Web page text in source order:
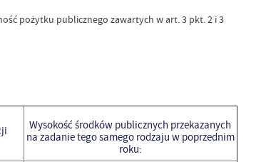
pożytku publicznego zawartych w art. 3 pkt. 2 i 3
Wysokość środków publicznych przekazanych
na zadanie tego samego rodzaju w poprzednim
roku: